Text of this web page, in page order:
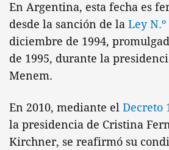
En Argentina, esta fecha es
desde la sanción de la Ley N.º
diciembre de 1994,
de 1995, durante la
Menem.
En 2010, mediante el Decreto
la presidencia de Cristina
Kirchner, se reafirmó su